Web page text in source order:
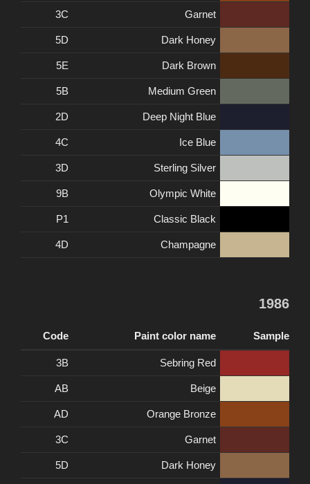
Garnet
3C
Dark Honey
5D
Dark Brown
5E
Medium Green
5B
Deep Night Blue
2D
Ice Blue
4C
Sterling Silver
3D
Olympic White
9B
Classic Black
P1
Champagne
4D
1986
Sample
Paint color name
Code
Sebring Red
3B
Beige
AB
Orange Bronze
AD
Garnet
3C
Dark Honey
5D